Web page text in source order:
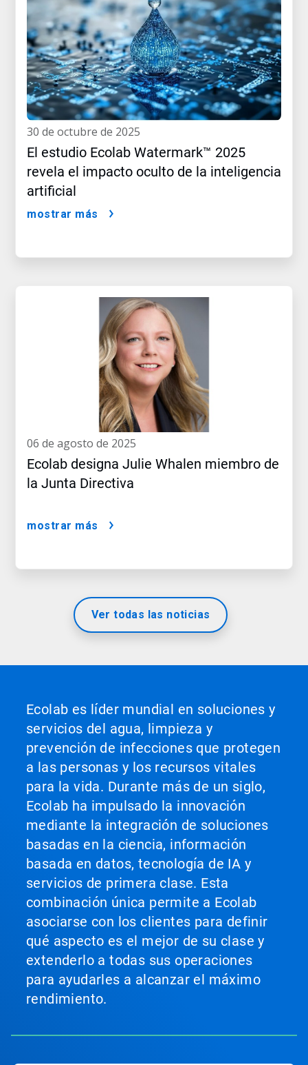
30 de octubre de 2025
El estudio Ecolab Watermark™ 2025
revela el impacto oculto de la inteligencia
artificial
mostrar más
06 de agosto de 2025
Ecolab designa Julie Whalen miembro de
la Junta Directiva
mostrar más
Ver todas las noticias
Ecolab es líder mundial en soluciones y
servicios del agua, limpieza y
prevención de infecciones que protegen
a las personas y los recursos vitales
para la vida. Durante más de un siglo,
Ecolab ha impulsado la innovación
mediante la integración de soluciones
basadas en la ciencia, información
basada en datos, tecnología de IA y
servicios de primera clase. Esta
combinación única permite a Ecolab
asociarse con los clientes para definir
qué aspecto es el mejor de su clase y
extenderlo a todas sus operaciones
para ayudarles a alcanzar el máximo
rendimiento.